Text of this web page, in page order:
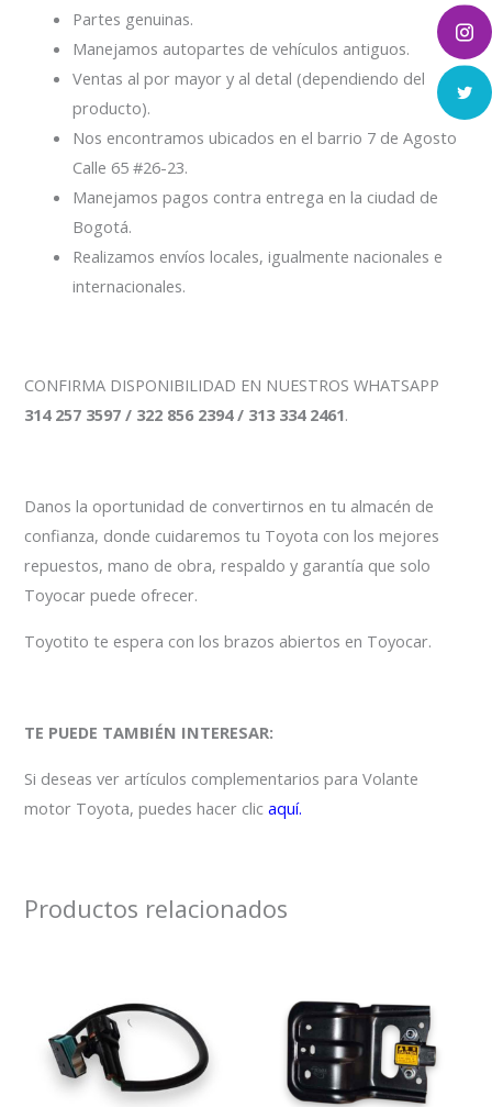
Partes genuinas.
Manejamos autopartes de vehículos antiguos.
Ventas al por mayor y al detal (dependiendo del
producto).
Nos encontramos ubicados en el barrio 7 de Agosto
Calle 65 #26-23.
Manejamos pagos contra entrega en la ciudad de
Bogotá.
Realizamos envíos locales, igualmente nacionales e
internacionales.
CONFIRMA DISPONIBILIDAD EN NUESTROS WHATSAPP
314 257 3597 / 322 856 2394 / 313 334 2461.
Danos la oportunidad de convertirnos en tu almacén de
confianza, donde cuidaremos tu Toyota con los mejores
repuestos, mano de obra, respaldo y garantía que solo
Toyocar puede ofrecer.
Toyotito te espera con los brazos abiertos en Toyocar.
TE PUEDE TAMBIÉN INTERESAR:
Si deseas ver artículos complementarios para Volante
motor Toyota, puedes hacer clicaquí.
Productos relacionados